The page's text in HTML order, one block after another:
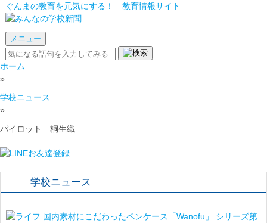
ぐんまの教育を元気にする！ 教育情報サイト
メニュー
ホーム
»
学校ニュース
»
パイロット 桐生織
学校ニュース
国内素材にこだわったペンケース「Wanofu」 シリーズ第